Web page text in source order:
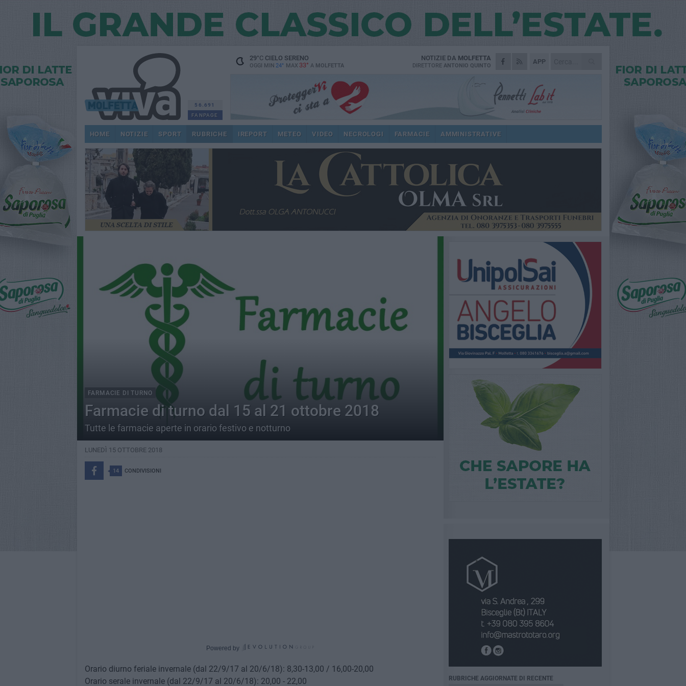
56.691
FANPAGE
29°CCIELO SERENO
OGGI MIN 24° MAX 33° A MOLFETTA
APP
NOTIZIE DA MOLFETTA
DIRETTORE ANTONIO QUINTO
HOME NOTIZIE SPORT RUBRICHE IREPORT METEO VIDEO NECROLOGI FARMACIE AMMINISTRATIVE
FARMACIE DI TURNO
Farmacie di turno dal 15 al 21 ottobre 2018
Tutte le farmacie aperte in orario festivo e notturno
LUNEDÌ 15 OTTOBRE 2018
14 CONDIVISIONI
Powered by
Orario diurno feriale invernale (dal 22/9/17 al 20/6/18): 8,30-13,00 / 16,00-20,00
Orario serale invernale (dal 22/9/17 al 20/6/18): 20,00 - 22,00
RUBRICHE AGGIORNATE DI RECENTE